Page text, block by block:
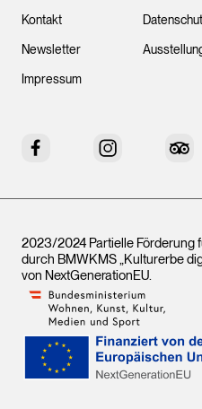
Kontakt
Newsletter
Impressum
Facebook Instagram
2023/2024 Partielle Förderung
durch BMWKMS „Kulturerbe
von NextGenerationEU.